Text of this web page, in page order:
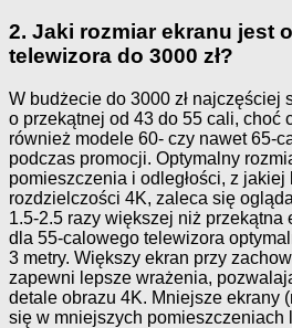
2. Jaki rozmiar ekranu jest
telewizora do 3000 zł?
W budżecie do 3000 zł najczęściej
o przekątnej od 43 do 55 cali, choć
również modele 60- czy nawet 65-
podczas promocji. Optymalny
pomieszczenia i odległości, z
rozdzielczości 4K, zaleca się
1.5-2.5 razy większej niż przekątna
dla 55-calowego telewizora
3 metry. Większy ekran przy
zapewni lepsze wrażenia,
detale obrazu 4K. Mniejsze ekrany
się w mniejszych pomieszczeniach